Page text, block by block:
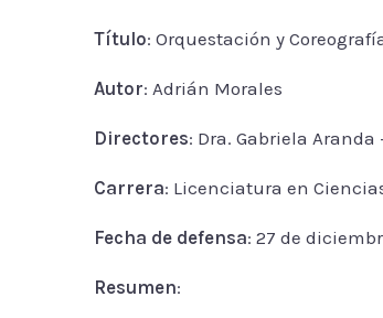
Título: Orquestación y
Autor: Adrián Morales
Directores: Dra. Gabriela Aranda
Carrera: Licenciatura en
Fecha de defensa: 27 de
Resumen: